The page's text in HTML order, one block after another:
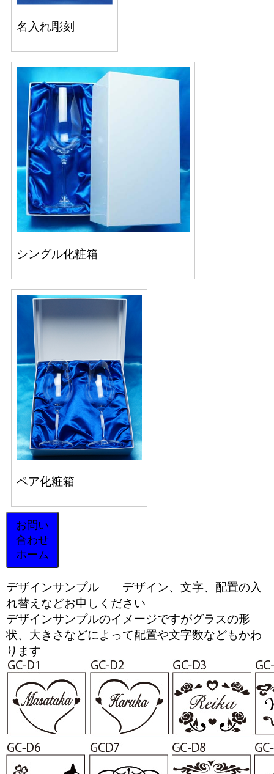
名入れ彫刻
シングル化粧箱
ペア化粧箱
お問い
合わせ
ホーム
デザインサンプル デザイン、文字、配置の入
れ替えなどお申しください
デザインサンプルのイメージですがグラスの形
状、大きさなどによって配置や文字数などもかわ
ります